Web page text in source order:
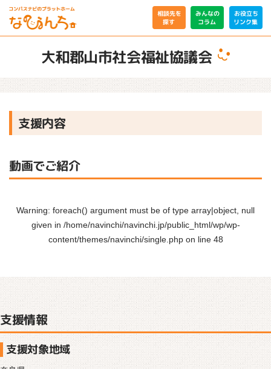
相談先を
探す
みんなの
コラム
お役立ち
リンク集
大和郡山市社会福祉協議会
支援内容
動画でご紹介
Warning: foreach() argument must be of type array|object, null
given in /home/navinchi/navinchi.jp/public_html/wp/wp-
content/themes/navinchi/single.phpon line 48
支援情報
支援対象地域